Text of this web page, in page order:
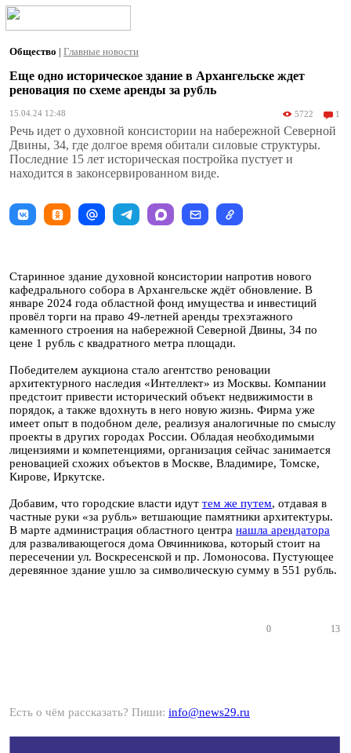
Общество | Главные новости
Еще одно историческое здание в Архангельске ждет
реновация по схеме аренды за рубль
15.04.24 12:48 5722 1
Речь идет о духовной консистории на набережной Северной
Двины, 34, где долгое время обитали силовые структуры.
Последние 15 лет историческая постройка пустует и
находится в законсервированном виде.
Старинное здание духовной консистории напротив нового
кафедрального собора в Архангельске ждёт обновление. В
январе 2024 года областной фонд имущества и инвестиций
провёл торги на право 49-летней аренды трехэтажного
каменного строения на набережной Северной Двины, 34 по
цене 1 рубль с квадратного метра площади.
Победителем аукциона стало агентство реновации
архитектурного наследия «Интеллект» из Москвы. Компании
предстоит привести исторический объект недвижимости в
порядок, а также вдохнуть в него новую жизнь. Фирма уже
имеет опыт в подобном деле, реализуя аналогичные по смыслу
проекты в других городах России. Обладая необходимыми
лицензиями и компетенциями, организация сейчас занимается
реновацией схожих объектов в Москве, Владимире, Томске,
Кирове, Иркутске.
Добавим, что городские власти идут тем же путем, отдавая в
частные руки «за рубль» ветшающие памятники архитектуры.
В марте администрация областного центра нашла арендатора
для разваливающегося дома Овчинникова, который стоит на
пересечении ул. Воскресенской и пр. Ломоносова. Пустующее
деревянное здание ушло за символическую сумму в 551 рубль.
0 13
Есть о чём рассказать? Пиши: info@news29.ru